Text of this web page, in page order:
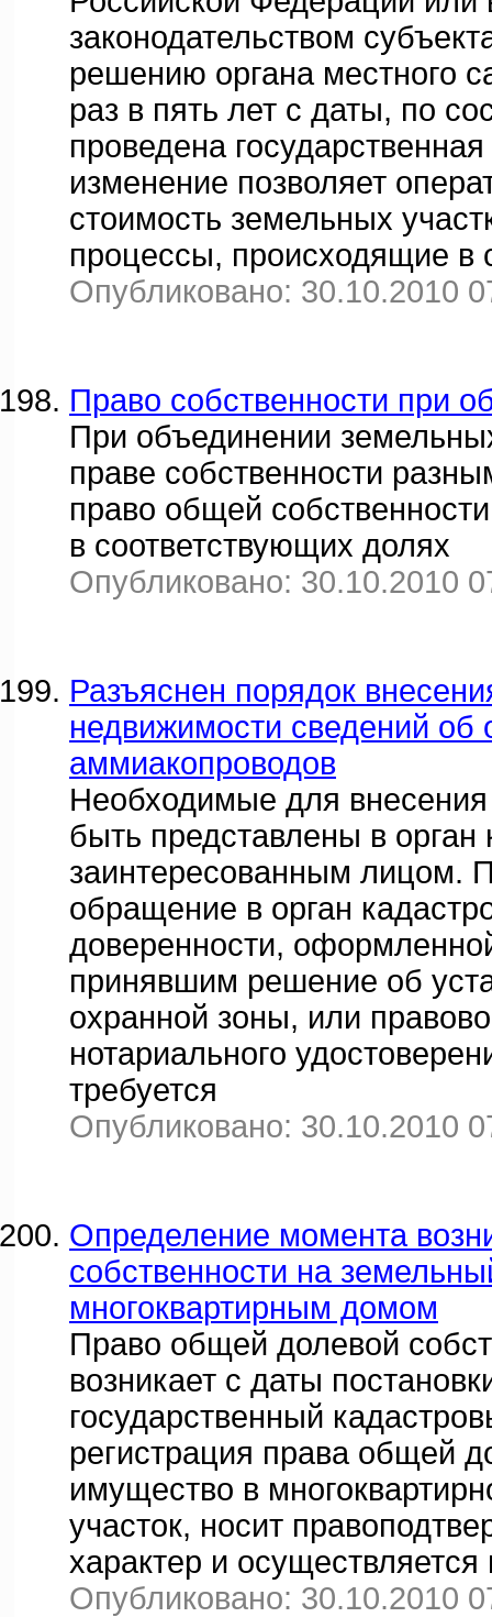
законодательством
решению органа местного
раз в пять лет с даты, по
проведена
изменение позволяет
стоимость земельных
процессы, происходящие в
Опубликовано: 30.10.2010
Право собственности при
При объединении
праве собственности
право общей
в соответствующих долях
Опубликовано: 30.10.2010
Разъяснен порядок
недвижимости сведений об
аммиакопроводов
Необходимые для внесения
быть представлены в орган
заинтересованным лицом.
обращение в орган
доверенности,
принявшим решение об
охранной зоны, или
нотариального
требуется
Опубликовано: 30.10.2010
Определение момента
собственности на
многоквартирным домом
Право общей долевой
возникает с даты
государственный
регистрация права общей
имущество в
участок, носит
характер и
Опубликовано: 30.10.2010